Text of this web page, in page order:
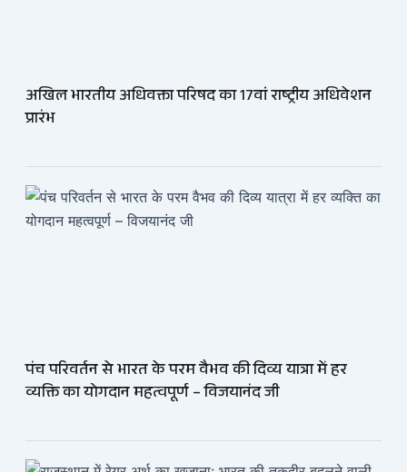
अखिल भारतीय अधिवक्ता परिषद का 17वां राष्ट्रीय अधिवेशन
प्रारंभ
पंच परिवर्तन से भारत के परम वैभव की दिव्य यात्रा में हर
व्यक्ति का योगदान महत्वपूर्ण – विजयानंद जी